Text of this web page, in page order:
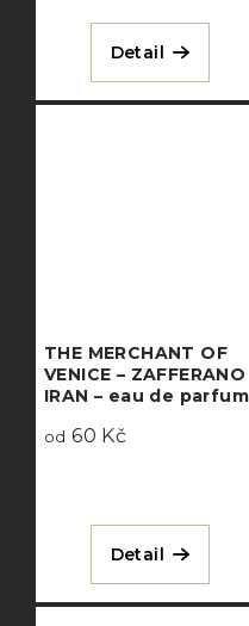
Detail
THE MERCHANT OF
VENICE – ZAFFERANO
IRAN – eau de parfum
od 60 Kč
Detail